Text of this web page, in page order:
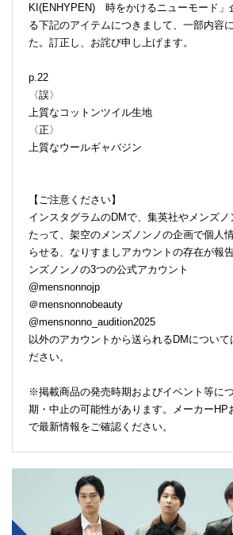
KI(ENHYPEN) 時をかけるニューモード」
る下記のアイテムにつきまして、一部内容
た。訂正し、お詫び申し上げます。
p.22
〈誤〉
上質なコットンツイル生地
〈正〉
上質なウールギャバジン
【ご注意ください】
インスタグラムのDMで、集英社やメンズ
たって、架空のメンズノンノの企画で個人
らせる、なりすましアカウントの存在が報
ンズノンノの3つの公式アカウント
@mensnonnojp
＠mensnonnobeauty
@mensnonno_audition2025
以外のアカウントから送られるDMについて
ださい。
※掲載商品の発売時期およびイベント等に
期・中止の可能性があります。メーカーHP
で最新情報をご確認ください。